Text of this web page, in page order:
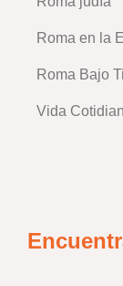
Roma en la
Roma Bajo
Vida